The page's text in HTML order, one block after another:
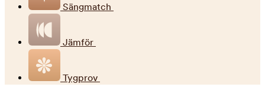
Sängmatch
Jämför
Tygprov